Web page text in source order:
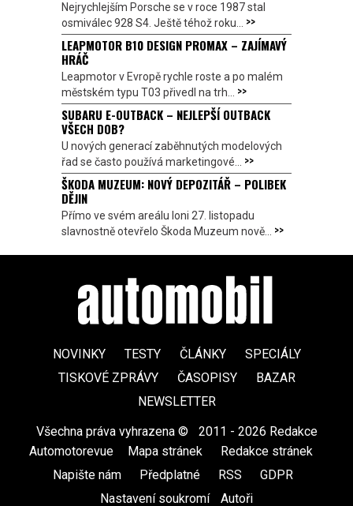
Nejrychlejším Porsche se v roce 1987 stal
osmiválec 928 S4. Ještě téhož roku... >>
LEAPMOTOR B10 DESIGN PROMAX – ZAJÍMAVÝ
HRÁČ
Leapmotor v Evropě rychle roste a po malém
městském typu T03 přivedl na trh... >>
SUBARU E-OUTBACK – NEJLEPŠÍ OUTBACK
VŠECH DOB?
U nových generací zaběhnutých modelových
řad se často používá marketingové... >>
ŠKODA MUZEUM: NOVÝ DEPOZITÁŘ – POLIBEK
DĚJIN
Přímo ve svém areálu loni 27. listopadu
slavnostně otevřelo Škoda Muzeum nově... >>
NOVINKY TESTY ČLÁNKY
SPECIÁLY
TISKOVÉ ZPRÁVY
ČASOPISY
BAZAR
NEWSLETTER
Všechna práva vyhrazena ©
2011 - 2026 Redakce
Automotorevue
Mapa stránek Redakce stránek
Napište nám
Předplatné RSS GDPR
Nastavení soukromí
Autoři